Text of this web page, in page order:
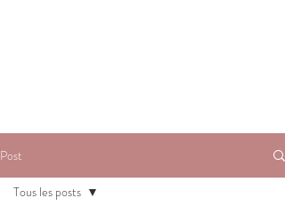
Post
Tous les posts